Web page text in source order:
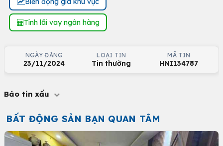
Tính lãi vay ngân hàng
NGÀY ĐĂNG
23/11/2024
LOẠI TIN
Tin thường
MÃ TIN
HNI134787
Báo tin xấu
BẤT ĐỘNG SẢN BẠN QUAN TÂM